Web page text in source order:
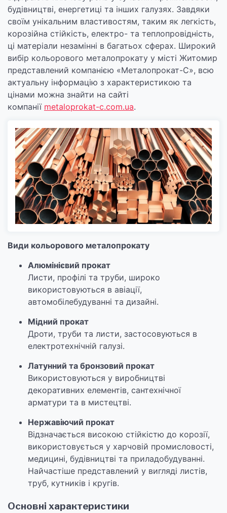
будівництві, енергетиці та інших галузях. Завдяки
своїм унікальним властивостям, таким як легкість,
корозійна стійкість, електро- та теплопровідність,
ці матеріали незамінні в багатьох сферах. Широкий
вибір кольорового металопрокату у місті Житомир
представлений компанією «Металопрокат-С», всю
актуальну інформацію з характеристикою та
цінами можна знайти на сайті
компанії metaloprokat-c.com.ua.
Види кольорового металопрокату
Алюмінієвий прокат
Листи, профілі та труби, широко
використовуються в авіації,
автомобілебудуванні та дизайні.
Мідний прокат
Дроти, труби та листи, застосовуються в
електротехнічній галузі.
Латунний та бронзовий прокат
Використовуються у виробництві
декоративних елементів, сантехнічної
арматури та в мистецтві.
Нержавіючий прокат
Відзначається високою стійкістю до корозії,
використовується у харчовій промисловості,
медицині, будівництві та приладобудуванні.
Найчастіше представлений у вигляді листів,
труб, кутників і кругів.
Основні характеристики